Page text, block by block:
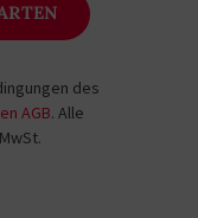
des
AGB. Alle